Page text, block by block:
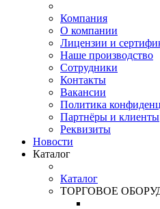
Компания
О компании
Лицензии и
Наше производство
Сотрудники
Контакты
Вакансии
Политика
Партнёры и клиенты
Реквизиты
Новости
Каталог
Каталог
ТОРГОВОЕ